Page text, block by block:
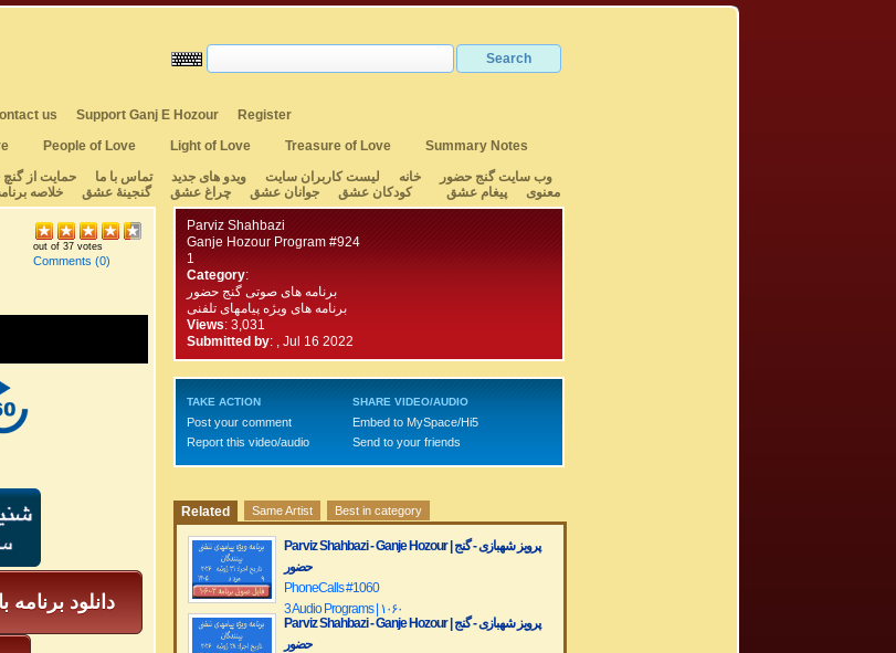
us Support Ganj E Hozour
Register
People of Love Light of Love Treasure of Love
Summary Notes
وب سایت گنج حضور
خانه لیست کاربران سایت ویدو های جدید تماس با ما حمایت از
معنوی
پیغام عشق کودکان عشق جوانان عشق چراغ عشق گنجینهٔ عشق خلاصه
out of 37 votes
Comments (0)
دانلود برنامه
Parviz Shahbazi
Ganje Hozour Program #924
1
Category:
برنامه های صوتی گنج حضور
برنامه های ویژه پیامهای تلفنی
Views: 3,031
Submitted by: , Jul 16 2022
TAKE ACTION
Post your comment
Report this video/audio
SHARE VIDEO/AUDIO
Embed to MySpace/Hi5
Send to your friends
Related Same Artist Best in category
Parviz Shahbazi - Ganje Hozour | پرویز شهبازی - گنج
حضور
PhoneCalls #1060
3 Audio Programs | ۱۰۶۰
Parviz Shahbazi - Ganje Hozour | پرویز شهبازی - گنج
حضور